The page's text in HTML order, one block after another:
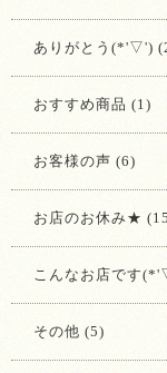
ありがとう(*'▽')
おすすめ商品 (1)
お客様の声 (6)
お店のお休み★
こんなお店です
その他 (5)